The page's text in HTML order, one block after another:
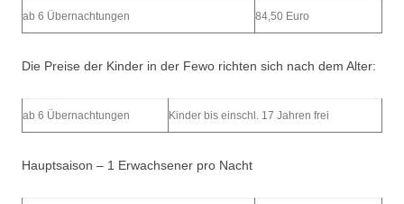
ab 6 Übernachtungen 84,50 Euro
Die Preise der Kinder in der Fewo richten sich nach dem Alter:
ab 6 Übernachtungen Kinder bis einschl. 17 Jahren frei
Hauptsaison – 1 Erwachsener pro Nacht